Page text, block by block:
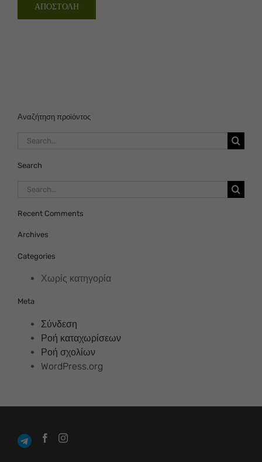
Αναζήτηση προϊόντος
Search
Search
Search
Recent Comments
Archives
Categories
Χωρίς κατηγορία
Meta
Σύνδεση
Ροή καταχωρίσεων
Ροή σχολίων
WordPress.org